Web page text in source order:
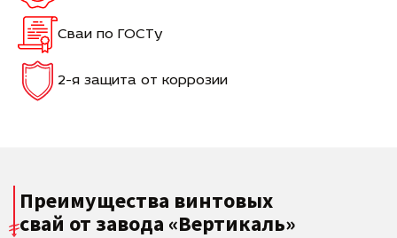
Сваи по ГОСТу
2-я защита от коррозии
Преимущества винтовых
свай от завода «Вертикаль»